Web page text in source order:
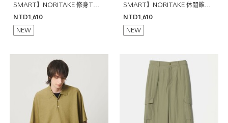
SMART】NORITAKE 修身T恤
日本製
NTD1,610
NEW
SMART】NORITAKE 休閒錐形
T恤 日本製
NTD1,610
NEW